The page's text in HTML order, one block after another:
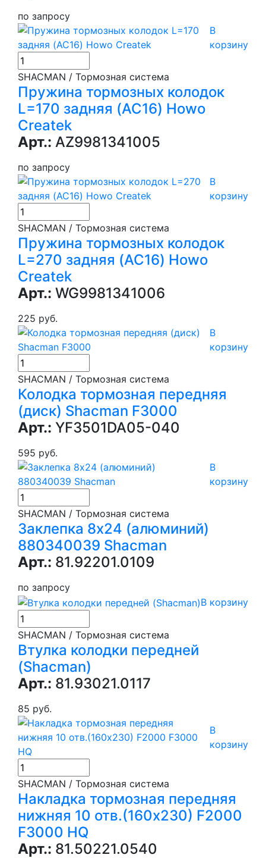
по запросу
В
корзину
SHACMAN / Тормозная система
Пружина тормозных колодок
L=170 задняя (AC16) Howo
Createk
Арт.: AZ9981341005
по запросу
В
корзину
SHACMAN / Тормозная система
Пружина тормозных колодок
L=270 задняя (AC16) Howo
Createk
Арт.: WG9981341006
225 руб.
В
корзину
SHACMAN / Тормозная система
Колодка тормозная передняя
(диск) Shacman F3000
Арт.: YF3501DA05-040
595 руб.
В
корзину
SHACMAN / Тормозная система
Заклепка 8х24 (алюминий)
880340039 Shacman
Арт.: 81.92201.0109
по запросу
В корзину
SHACMAN / Тормозная система
Втулка колодки передней
(Shacman)
Арт.: 81.93021.0117
85 руб.
В
корзину
SHACMAN / Тормозная система
Накладка тормозная передняя
нижняя 10 отв.(160х230) F2000
F3000 HQ
Арт.: 81.50221.0540